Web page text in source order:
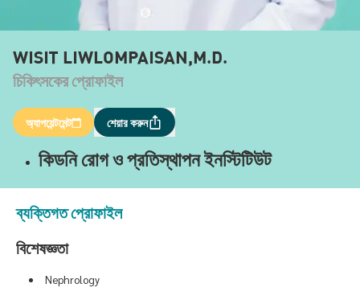
WISIT LIWLOMPAISAN,M.D.
চিকিৎসকের প্রোফাইল
অ্যাপয়েন্টমেন্ট শেয়ার করুন
কিডনি রোগ ও প্রতিস্থাপন ইনস্টিটিউট
ব্যক্তিগত প্রোফাইল
বিশেষজ্ঞতা
Nephrology